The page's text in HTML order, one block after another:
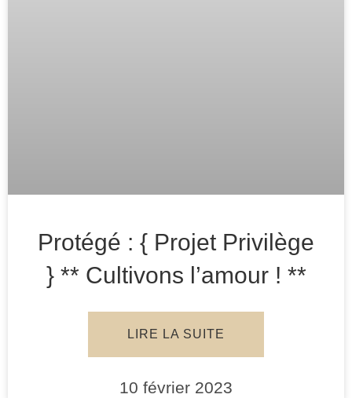
Protégé : { Projet Privilège
} ** Cultivons l’amour ! **
LIRE LA SUITE
10 février 2023